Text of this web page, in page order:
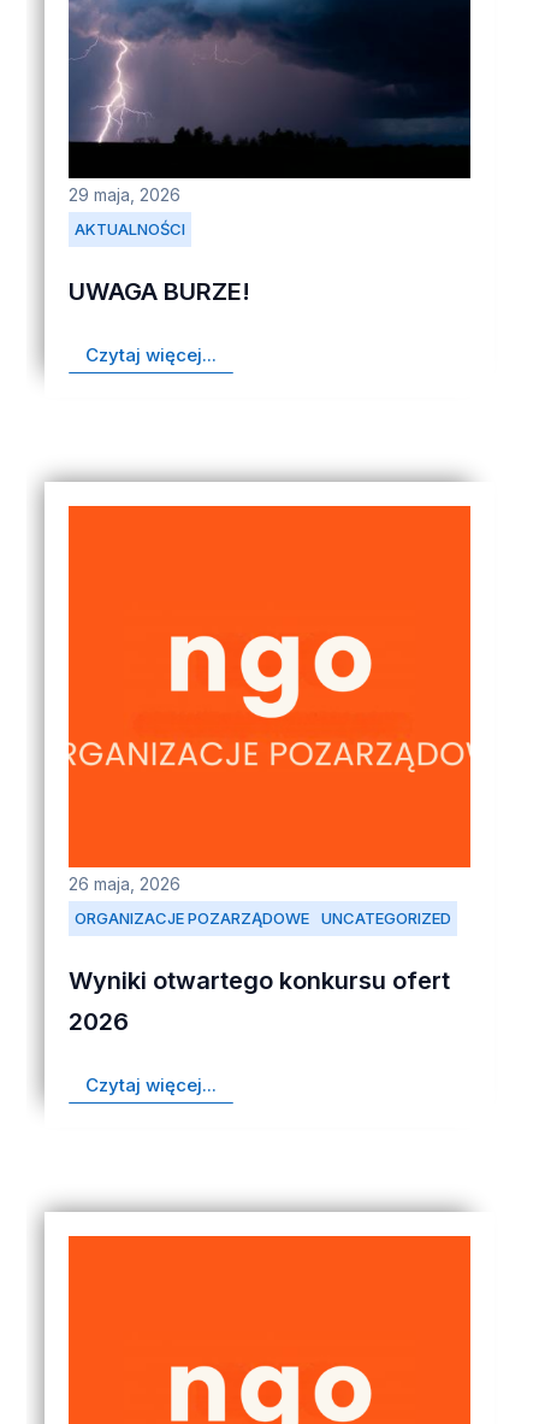
AKTUALNOŚCI
29 maja, 2026
UWAGA BURZE!
Czytaj więcej...
ORGANIZACJE POZARZĄDOWE UNCATEGORIZED
26 maja, 2026
Wyniki otwartego konkursu ofert
2026
Czytaj więcej...